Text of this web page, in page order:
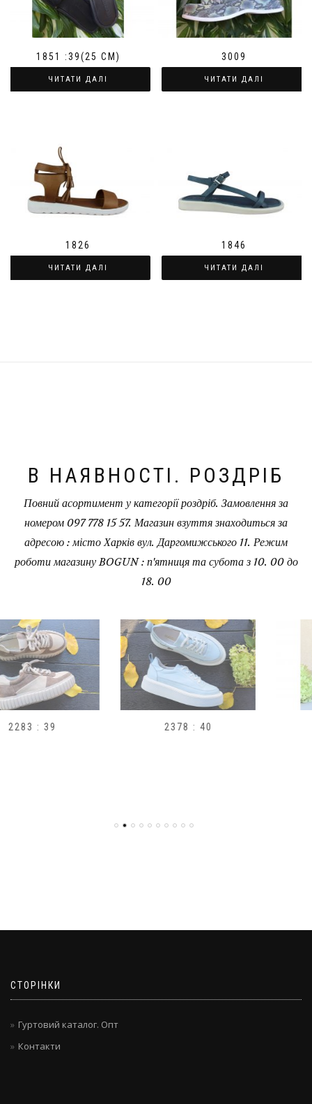
1851 :39(25 СМ)
ЧИТАТИ ДАЛІ
3009
ЧИТАТИ ДАЛІ
1826
ЧИТАТИ ДАЛІ
1846
ЧИТАТИ ДАЛІ
В НАЯВНОСТІ. РОЗДРІБ
Повний асортимент у категорії роздріб. Замовлення за
номером 097 778 15 57. Магазин взуття знаходиться за
адресою : місто Харків вул. Даргомижського 11. Режим
роботи магазину BOGUN : п'ятниця та субота з 10. 00 до
18. 00
2378 : 40
СТОРІНКИ
Гуртовий каталог. Опт
Контакти